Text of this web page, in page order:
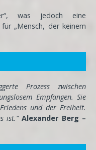
was jedoch eine
„Mensch, der keinem
Prozess zwischen
Empfangen. Sie
und der Freiheit.
ist.“Alexander Berg –